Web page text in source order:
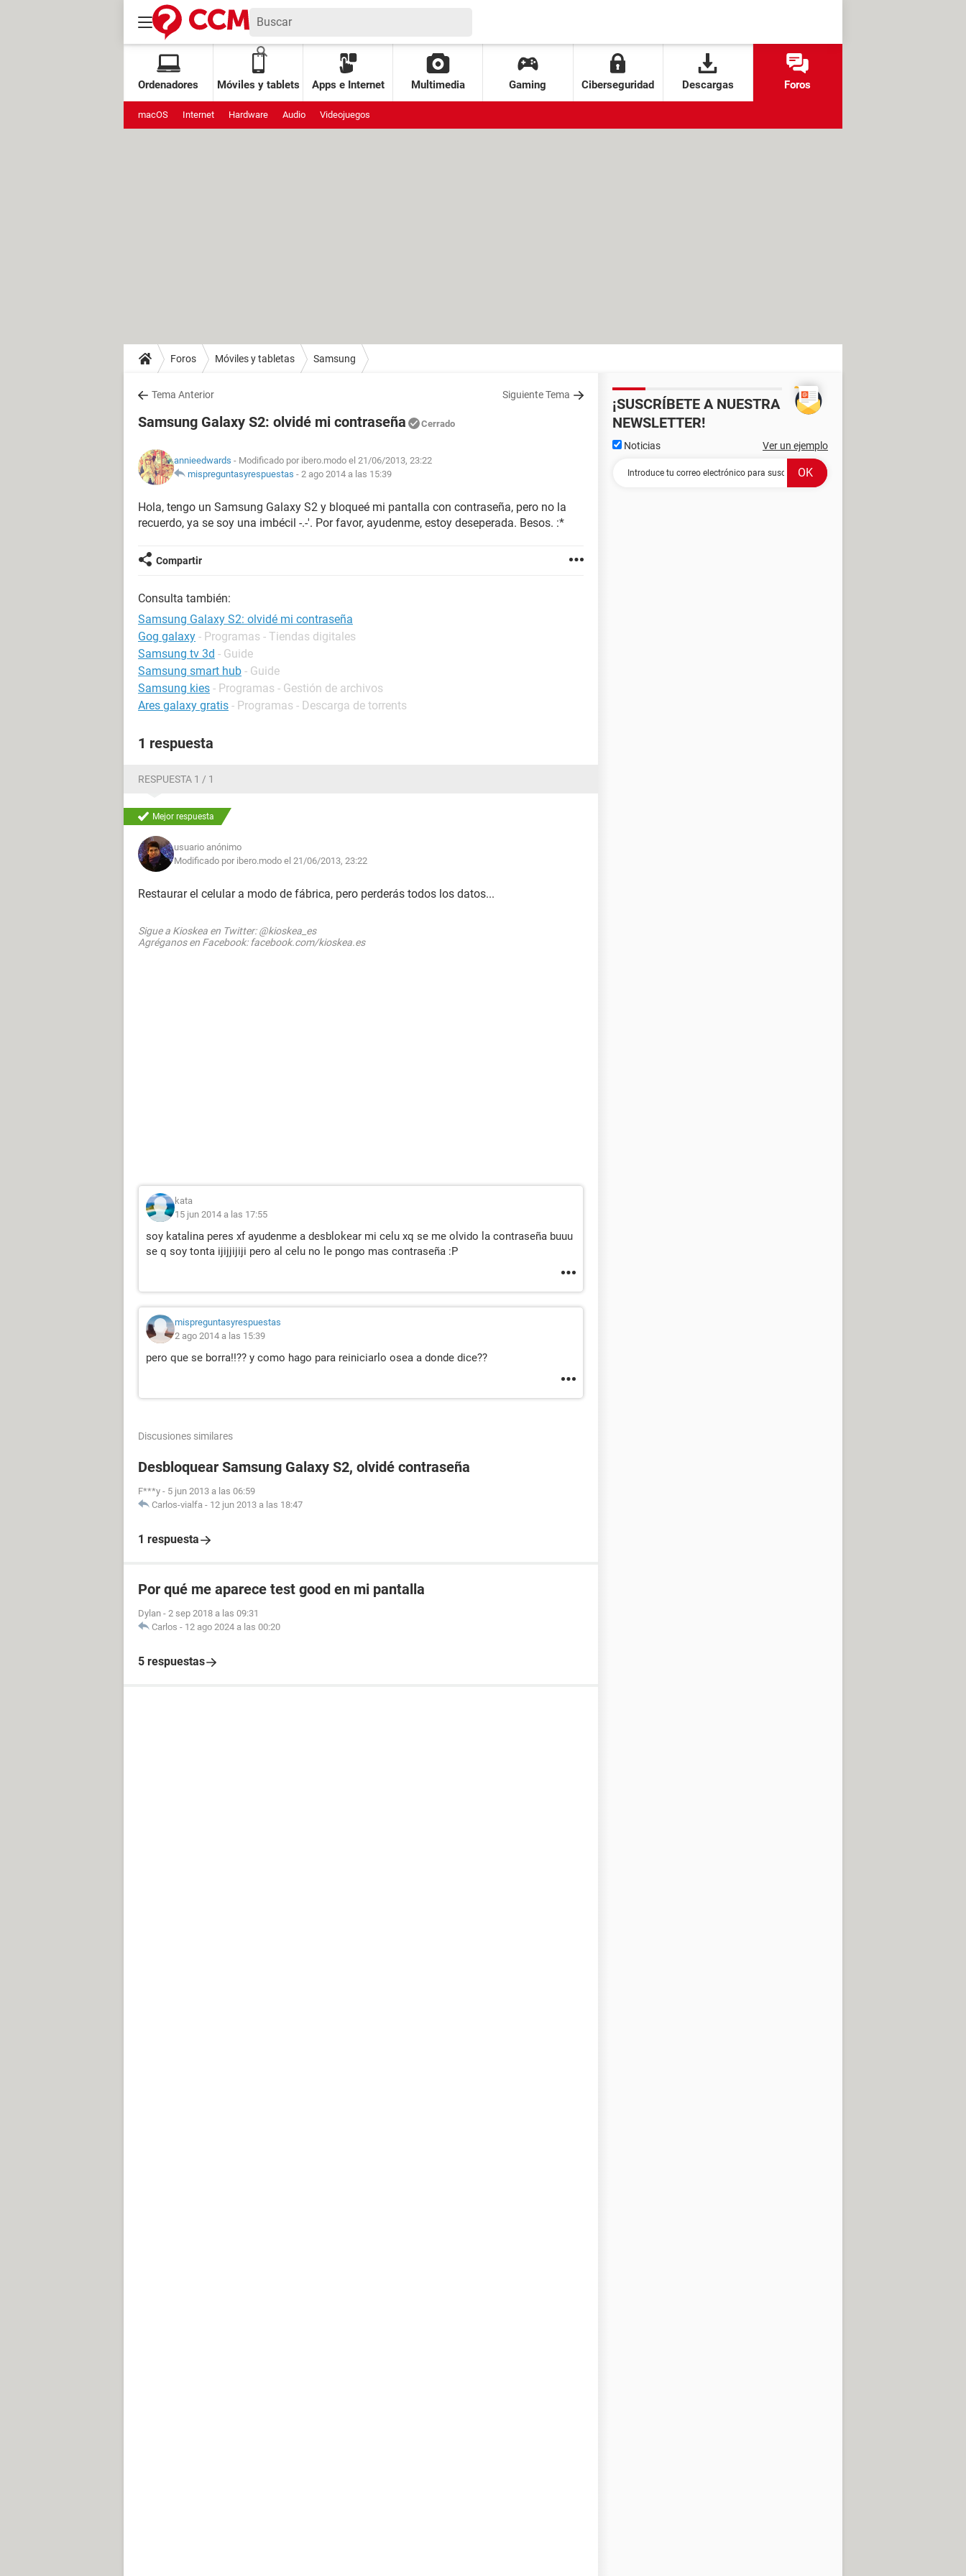
Ordenadores Móviles y tablets Apps e Internet Multimedia Gaming Ciberseguridad Descargas Foros
macOS Internet Hardware Audio Videojuegos
Foros Móviles y tabletas Samsung
Tema Anterior Siguiente Tema
Samsung Galaxy S2: olvidé mi contraseña Cerrado
annieedwards - Modificado por ibero.modo el 21/06/2013, 23:22
mispreguntasyrespuestas - 2 ago 2014 a las 15:39
Hola, tengo un Samsung Galaxy S2 y bloqueé mi pantalla con contraseña, pero no la
recuerdo, ya se soy una imbécil -.-'. Por favor, ayudenme, estoy deseperada. Besos. :*
Compartir
Consulta también:
Samsung Galaxy S2: olvidé mi contraseña
Gog galaxy - Programas - Tiendas digitales
Samsung tv 3d - Guide
Samsung smart hub - Guide
Samsung kies - Programas - Gestión de archivos
Ares galaxy gratis - Programas - Descarga de torrents
1 respuesta
RESPUESTA 1 / 1
Mejor respuesta
usuario anónimo
Modificado por ibero.modo el 21/06/2013, 23:22
Restaurar el celular a modo de fábrica, pero perderás todos los datos...
Sigue a Kioskea en Twitter: @kioskea_es
Agréganos en Facebook: facebook.com/kioskea.es
kata
15 jun 2014 a las 17:55
soy katalina peres xf ayudenme a desblokear mi celu xq se me olvido la contraseña buuu
se q soy tonta ijijjijiji pero al celu no le pongo mas contraseña :P
mispreguntasyrespuestas
2 ago 2014 a las 15:39
pero que se borra!!?? y como hago para reiniciarlo osea a donde dice??
Discusiones similares
Desbloquear Samsung Galaxy S2, olvidé contraseña
F***y - 5 jun 2013 a las 06:59
Carlos-vialfa - 12 jun 2013 a las 18:47
1 respuesta
Por qué me aparece test good en mi pantalla
Dylan - 2 sep 2018 a las 09:31
Carlos - 12 ago 2024 a las 00:20
5 respuestas
¡SUSCRÍBETE A NUESTRA
NEWSLETTER!
Noticias Ver un ejemplo